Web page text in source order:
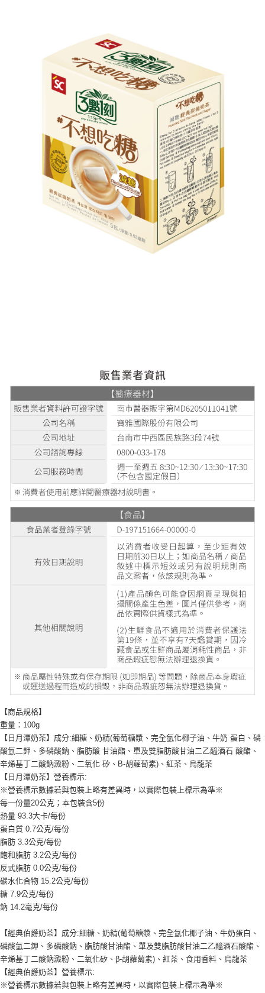
【商品規格】
重量：100g
【日月潭奶茶】成分:細糖、奶精(葡萄糖漿、完全氫化椰子油、牛奶 蛋白、磷
酸氫二鉀、多磷酸鈉、脂肪酸 甘油酯、單及雙脂肪酸甘油二乙醯酒石 酸酯、
辛烯基丁二酸鈉澱粉、二氧化 矽、B-胡蘿蔔素)、紅茶、烏龍茶
【日月潭奶茶】營養標示:
※營養標示數據若與包裝上略有差異時，以實際包裝上標示為準※
每一份量20公克；本包裝含5份
熱量 93.3大卡/每份
蛋白質 0.7公克/每份
脂肪 3.3公克/每份
飽和脂肪 3.2公克/每份
反式脂肪 0.0公克/每份
碳水化合物 15.2公克/每份
糖 7.9公克/每份
鈉 14.2毫克/每份
【經典伯爵奶茶】成分:細糖、奶精(葡萄糖漿、完全氫化椰子油、牛奶蛋白、
磷酸氫二鉀、多磷酸鈉、脂肪酸甘油酯、單及雙脂肪酸甘油二乙醯酒石酸酯、
辛烯基丁二酸鈉澱粉、二氧化矽、β-胡蘿蔔素)、紅茶、食用香料、烏龍茶
【經典伯爵奶茶】營養標示:
※營養標示數據若與包裝上略有差異時，以實際包裝上標示為準※